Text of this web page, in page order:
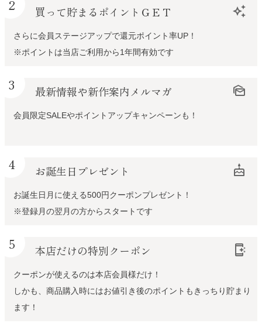
2 買って貯まるポイントＧＥＴ auto_awesome
さらに会員ステージアップで還元ポイント率UP！
※ポイントは当店ご利用から1年間有効です
3 最新情報や新作案内メルマガ mark_as_unread
会員限定SALEやポイントアップキャンペーンも！
4 お誕生日プレゼント cake
お誕生日月に使える500円クーポンプレゼント！
※登録月の翌月の方からスタートです
5 本店だけの特別クーポン app_shortcut
クーポンが使えるのは本店会員様だけ！
しかも、商品購入時にはお値引き後のポイントもきっちり貯まり
ます！